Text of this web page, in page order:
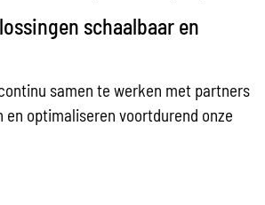
schaalbaar en
samen te werken met partners
en optimaliseren voortdurend onze